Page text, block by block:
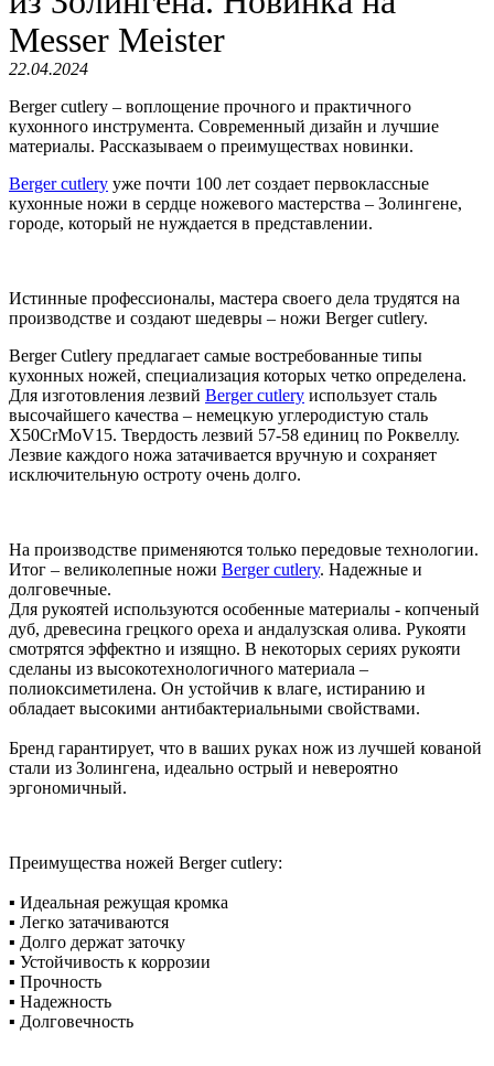
Messer Meister
22.04.2024
Berger cutlery – воплощение прочного и практичного
кухонного инструмента. Современный дизайн и лучшие
материалы. Рассказываем о преимуществах новинки.
Berger cutlery уже почти 100 лет создает первоклассные
кухонные ножи в сердце ножевого мастерства – Золингене,
городе, который не нуждается в представлении.
Истинные профессионалы, мастера своего дела трудятся на
производстве и создают шедевры – ножи Berger cutlery.
Berger Cutlery предлагает самые востребованные типы
кухонных ножей, специализация которых четко определена.
Для изготовления лезвий Berger cutlery использует сталь
высочайшего качества – немецкую углеродистую сталь
X50CrMoV15. Твердость лезвий 57-58 единиц по Роквеллу.
Лезвие каждого ножа затачивается вручную и сохраняет
исключительную остроту очень долго.
На производстве применяются только передовые технологии.
Итог – великолепные ножи Berger cutlery. Надежные и
долговечные.
Для рукоятей используются особенные материалы - копченый
дуб, древесина грецкого ореха и андалузская олива. Рукояти
смотрятся эффектно и изящно. В некоторых сериях рукояти
сделаны из высокотехнологичного материала –
полиоксиметилена. Он устойчив к влаге, истиранию и
обладает высокими антибактериальными свойствами.
Бренд гарантирует, что в ваших руках нож из лучшей кованой
стали из Золингена, идеально острый и невероятно
эргономичный.
Преимущества ножей Berger cutlery:
▪ Идеальная режущая кромка
▪ Легко затачиваются
▪ Долго держат заточку
▪ Устойчивость к коррозии
▪ Прочность
▪ Надежность
▪ Долговечность